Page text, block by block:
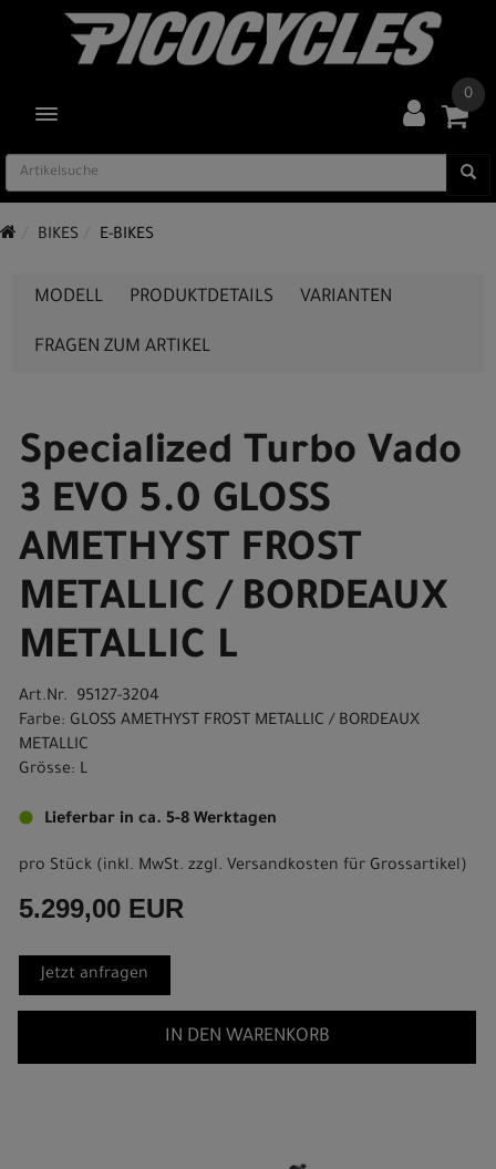
TOGGLE NAVIGATION
0
BIKES E-BIKES
MODELL PRODUKTDETAILS VARIANTEN
FRAGEN ZUM ARTIKEL
Specialized Turbo Vado
3 EVO 5.0 GLOSS
AMETHYST FROST
METALLIC / BORDEAUX
METALLIC L
Art.Nr. 95127-3204
Farbe: GLOSS AMETHYST FROST METALLIC / BORDEAUX
METALLIC
Grösse: L
Lieferbar in ca. 5-8 Werktagen
pro Stück (inkl. MwSt. zzgl. Versandkosten für Grossartikel)
5.299,00 EUR
Jetzt anfragen
IN DEN WARENKORB